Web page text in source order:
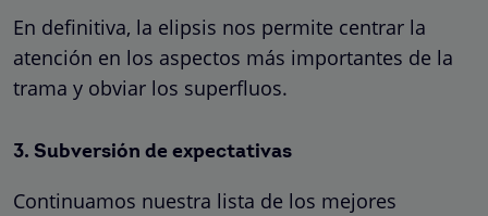
En definitiva, la elipsis nos permite centrar la
atención en los aspectos más importantes de la
trama y obviar los superfluos.
3. Subversión de expectativas
Continuamos nuestra lista de los mejores